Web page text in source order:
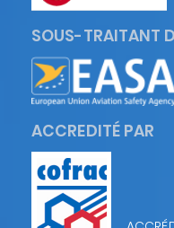
SOUS-TRAITANT
ACCREDITÉ PAR